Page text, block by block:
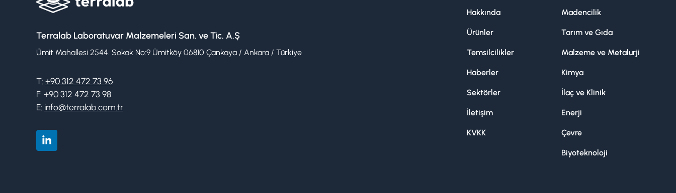
Terralab Laboratuvar Malzemeleri San. ve Tic. A.Ş
Ümit Mahallesi 2544. Sokak No:9 Ümitköy 06810 Çankaya / Ankara / Türkiye
T: +90 312 472 73 96
F: +90 312 472 73 98
E: info@terralab.com.tr
Hakkında
Ürünler
Temsilcilikler
Haberler
Sektörler
İletişim
KVKK
Madencilik
Tarım ve Gıda
Malzeme ve Metalurji
Kimya
İlaç ve Klinik
Enerji
Çevre
Biyoteknoloji